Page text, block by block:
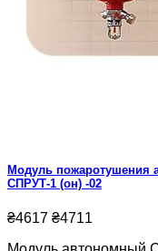
Модуль пожаротушения
СПРУТ-1 (он) -02
₴4617 ₴4711